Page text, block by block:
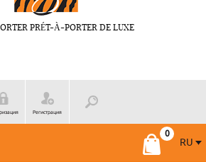
PRÉT-À-PORTER DE LUXE
Регистрация
RU